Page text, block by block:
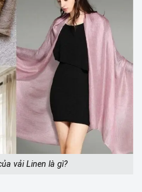
vải Linen là gì?